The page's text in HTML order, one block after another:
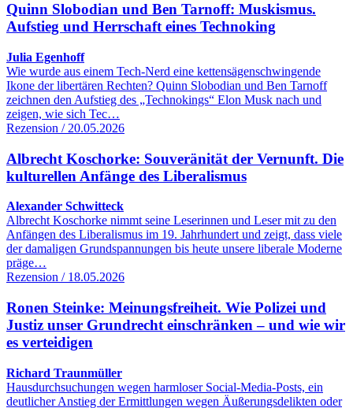
Quinn Slobodian und Ben Tarnoff: Muskismus.
Aufstieg und Herrschaft eines Technoking
Julia Egenhoff
Wie wurde aus einem Tech-Nerd eine kettensägenschwingende
Ikone der libertären Rechten? Quinn Slobodian und Ben Tarnoff
zeichnen den Aufstieg des „Technokings“ Elon Musk nach und
zeigen, wie sich Tec…
Rezension / 20.05.2026
Albrecht Koschorke: Souveränität der Vernunft. Die
kulturellen Anfänge des Liberalismus
Alexander Schwitteck
Albrecht Koschorke nimmt seine Leserinnen und Leser mit zu den
Anfängen des Liberalismus im 19. Jahrhundert und zeigt, dass viele
der damaligen Grundspannungen bis heute unsere liberale Moderne
präge…
Rezension / 18.05.2026
Ronen Steinke: Meinungsfreiheit. Wie Polizei und
Justiz unser Grundrecht einschränken – und wie wir
es verteidigen
Richard Traunmüller
Hausdurchsuchungen wegen harmloser Social-Media-Posts, ein
deutlicher Anstieg der Ermittlungen wegen Äußerungsdelikten oder